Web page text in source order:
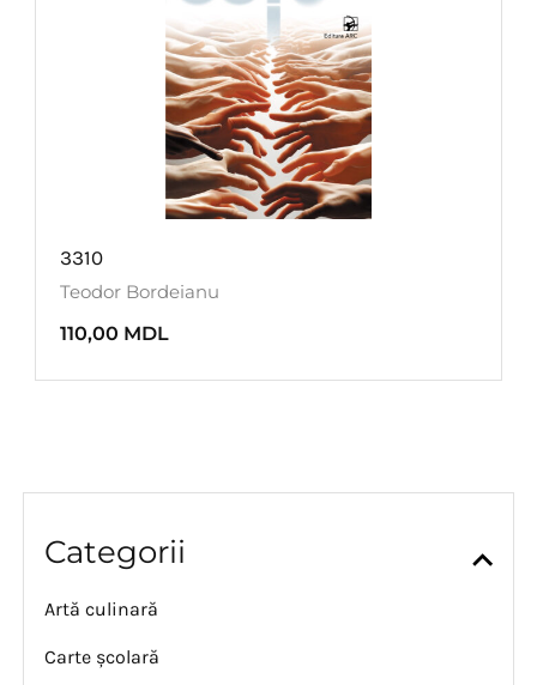
Categorii
Artă culinară
Carte școlară
3310
Teodor Bordeianu
110,00 MDL